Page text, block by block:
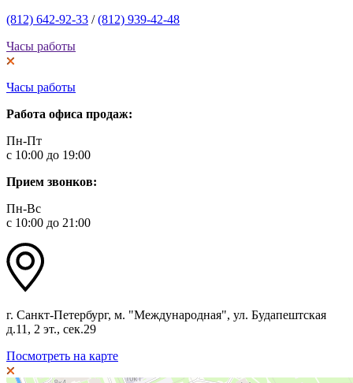
(812) 642-92-33 /(812) 939-42-48
Часы работы
Часы работы
Работа офиса продаж:
Пн-Пт
с 10:00 до 19:00
Прием звонков:
Пн-Вс
с 10:00 до 21:00
г. Санкт-Петербург, м. "Международная", ул. Будапештская
д.11, 2 эт., сек.29
Посмотреть на карте